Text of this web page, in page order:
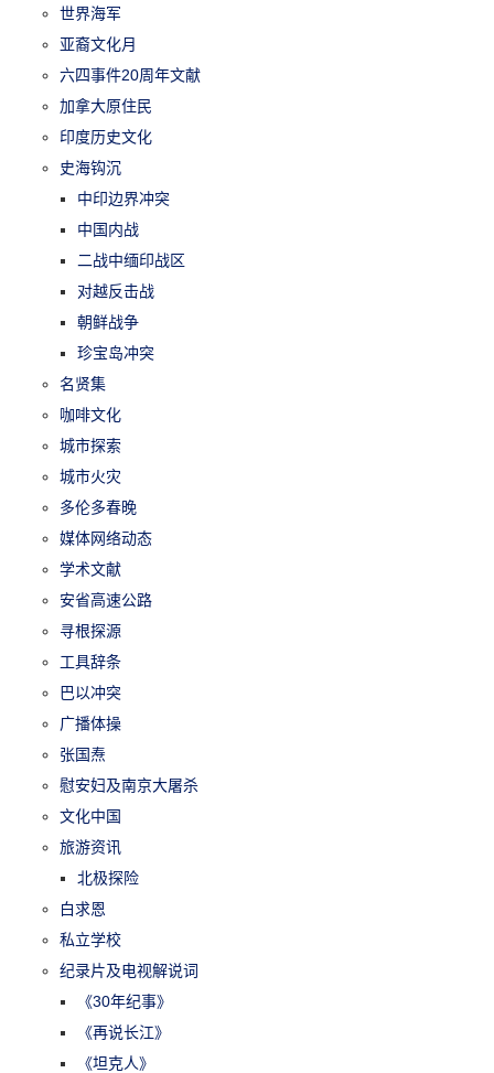
世界海军
亚裔文化月
六四事件20周年文献
加拿大原住民
印度历史文化
史海钩沉
中印边界冲突
中国内战
二战中缅印战区
对越反击战
朝鲜战争
珍宝岛冲突
名贤集
咖啡文化
城市探索
城市火灾
多伦多春晚
媒体网络动态
学术文献
安省高速公路
寻根探源
工具辞条
巴以冲突
广播体操
张国焘
慰安妇及南京大屠杀
文化中国
旅游资讯
北极探险
白求恩
私立学校
纪录片及电视解说词
《30年纪事》
《再说长江》
《坦克人》